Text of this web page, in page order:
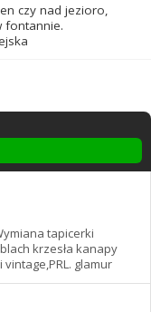
czy nad jezioro,
fontannie.
tapicerki
kanapy
sofy fotele .renowacja mebli vintage,PRL. glamur